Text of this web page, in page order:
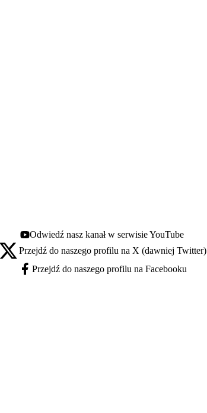
Youtube - otwiera się w nowej karcie
Odwiedź nasz kanał w serwisie YouTube
X - otwiera się w nowej karcie
Przejdź do naszego profilu na X (dawniej Twitter)
Facebook - otwiera się w nowej karcie
Przejdź do naszego profilu na Facebooku